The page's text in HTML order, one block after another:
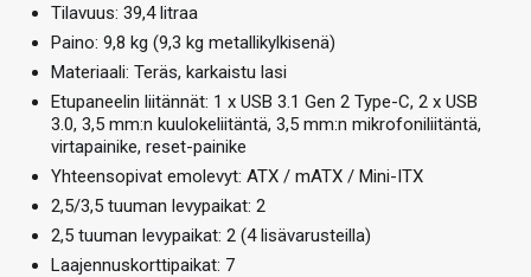
Tilavuus: 39,4 litraa
Paino: 9,8 kg (9,3 kg metallikylkisenä)
Materiaali: Teräs, karkaistu lasi
Etupaneelin liitännät: 1 x USB 3.1 Gen 2 Type-C, 2 x USB
3.0, 3,5 mm:n kuulokeliitäntä, 3,5 mm:n mikrofoniliitäntä,
virtapainike, reset-painike
Yhteensopivat emolevyt: ATX / mATX / Mini-ITX
2,5/3,5 tuuman levypaikat: 2
2,5 tuuman levypaikat: 2 (4 lisävarusteilla)
Laajennuskorttipaikat: 7